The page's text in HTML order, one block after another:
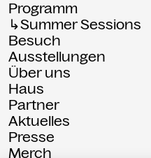
Programm
↳Summer Sessions
Besuch
Ausstellungen
Über uns
Haus
Partner
Aktuelles
Presse
Merch